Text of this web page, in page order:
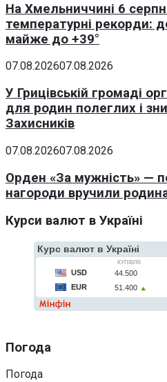
На Хмельниччині 6
температурні рекорди:
майже до +39°
07.08.202607.08.2026
У Грицівській громаді
для родин полеглих і
Захисників
07.08.202607.08.2026
Орден «За мужність» —
нагороди вручили
Курси валют в Україні
Погода
Погода